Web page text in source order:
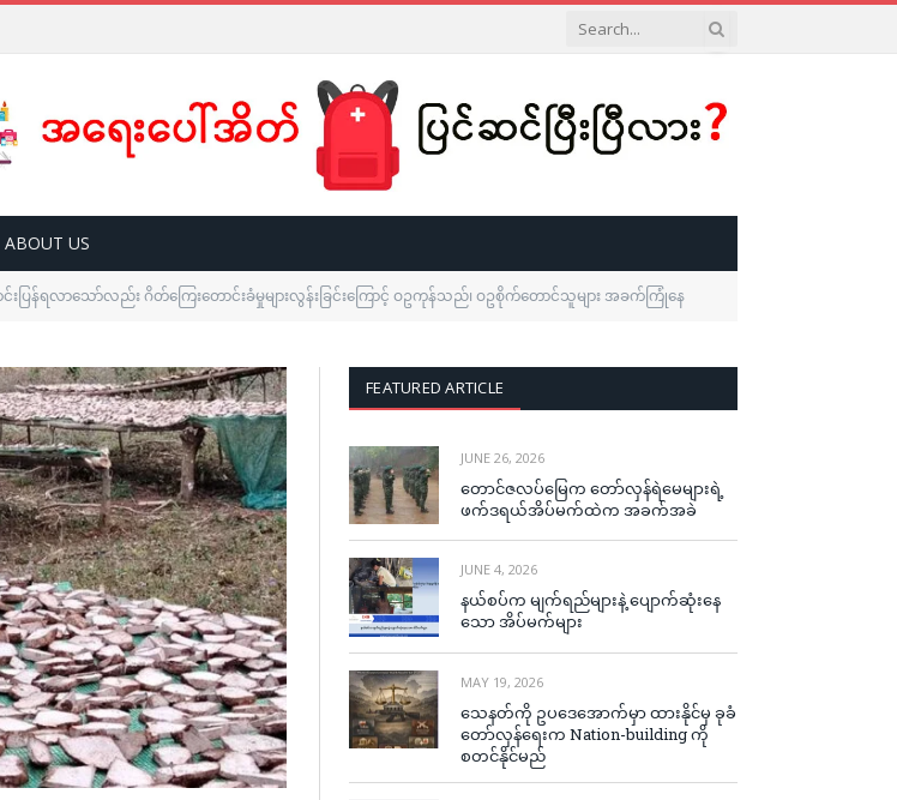
ABOUT US
းပြန်ရလာသော်လည်း ဂိတ်ကြေးတောင်းခံမှုများလွန်းခြင်းကြောင့် ဝဥကုန်သည်၊ ဝဥစိုက်တောင်သူများ အခက်ကြုံနေ
FEATURED ARTICLE
JUNE 26, 2026
တောင်ဇလပ်မြေက တော်လှန်ရဲမေများရဲ့
ဖက်ဒရယ်အိပ်မက်ထဲက အခက်အခဲ
JUNE 4, 2026
နယ်စပ်က မျက်ရည်များနဲ့ ပျောက်ဆုံးနေ
သော အိပ်မက်များ
MAY 19, 2026
သေနတ်ကို ဥပဒေအောက်မှာ ထားနိုင်မှ ခုခံ
တော်လှန်ရေးက Nation-building ကို
စတင်နိုင်မည်